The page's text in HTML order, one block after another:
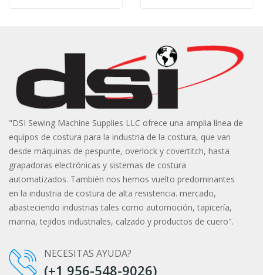
"DSI Sewing Machine Supplies LLC ofrece una amplia línea de
equipos de costura para la industria de la costura, que van
desde máquinas de pespunte, overlock y covertitch, hasta
grapadoras electrónicas y sistemas de costura
automatizados. También nos hemos vuelto predominantes
en la industria de costura de alta resistencia. mercado,
abasteciendo industrias tales como automoción, tapicería,
marina, tejidos industriales, calzado y productos de cuero".
NECESITAS AYUDA?
(+1 956-548-9026)